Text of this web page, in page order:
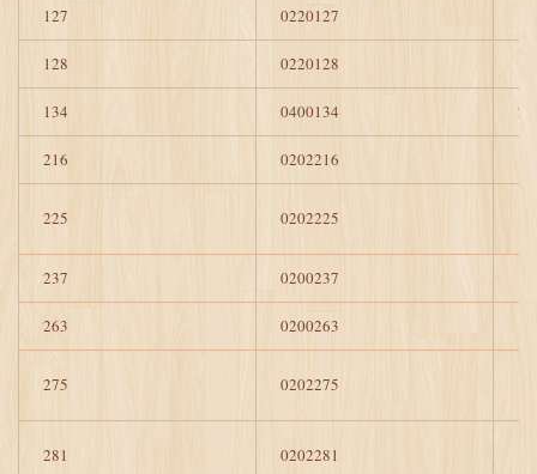
127 0220127
128 0220128
134 0400134 2
216 0202216
225 0202225
237 0200237
263 0200263
275 0202275
281 0202281